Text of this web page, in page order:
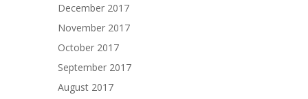
December 2017
November 2017
October 2017
September 2017
August 2017